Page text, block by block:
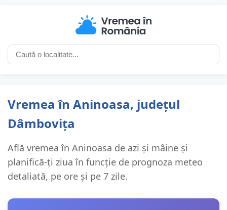
Vremea în Aninoasa, județul
Dâmbovița
Află vremea în Aninoasa de azi și mâine și
planifică-ți ziua în funcție de prognoza meteo
detaliată, pe ore și pe 7 zile.